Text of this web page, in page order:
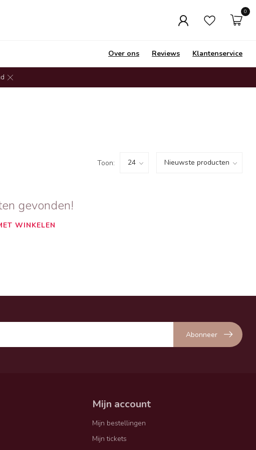
0
Over ons Reviews Klantenservice
Toon:
gevonden!
WINKELEN
Abonneer
Mijn account
Mijn bestellingen
Mijn tickets